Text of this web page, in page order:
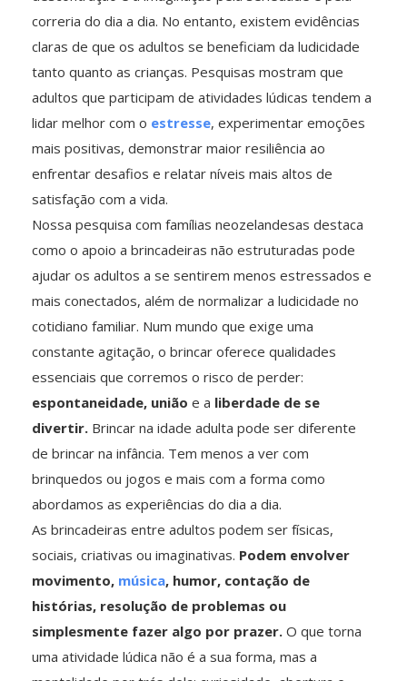
correria do dia a dia. No entanto, existem evidências
claras de que os adultos se beneficiam da ludicidade
tanto quanto as crianças. Pesquisas mostram que
adultos que participam de atividades lúdicas tendem a
lidar melhor com o estresse, experimentar emoções
mais positivas, demonstrar maior resiliência ao
enfrentar desafios e relatar níveis mais altos de
satisfação com a vida.
Nossa pesquisa com famílias neozelandesas destaca
como o apoio a brincadeiras não estruturadas pode
ajudar os adultos a se sentirem menos estressados ​​e
mais conectados, além de normalizar a ludicidade no
cotidiano familiar. Num mundo que exige uma
constante agitação, o brincar oferece qualidades
essenciais que corremos o risco de perder:
espontaneidade, união e a liberdade de se
divertir. Brincar na idade adulta pode ser diferente
de brincar na infância. Tem menos a ver com
brinquedos ou jogos e mais com a forma como
abordamos as experiências do dia a dia.
As brincadeiras entre adultos podem ser físicas,
sociais, criativas ou imaginativas. Podem envolver
movimento, música, humor, contação de
histórias, resolução de problemas ou
simplesmente fazer algo por prazer. O que torna
uma atividade lúdica não é a sua forma, mas a